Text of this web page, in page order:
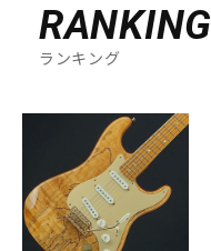
RANKING
ランキング